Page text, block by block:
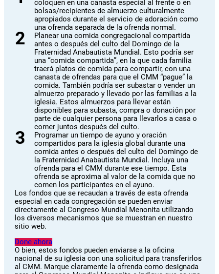
coloquen en una canasta especial al frente o en
bolsas/recipientes de almuerzo culturalmente
apropiados durante el servicio de adoración como
una ofrenda separada de la ofrenda normal.
Planear una comida congregacional compartida
antes o después del culto del Domingo de la
Fraternidad Anabautista Mundial. Esto podría ser
una “comida compartida”, en la que cada familia
traerá platos de comida para compartir, con una
canasta de ofrendas para que el CMM “pague” la
comida. También podría ser subastar o vender un
almuerzo preparado y llevado por las familias a la
iglesia. Estos almuerzos para llevar están
disponibles para subasta, compra o donación por
parte de cualquier persona para llevarlos a casa o
comer juntos después del culto.
Programar un tiempo de ayuno y oración
compartidos para la iglesia global durante una
comida antes o después del culto del Domingo de
la Fraternidad Anabautista Mundial. Incluya una
ofrenda para el CMM durante ese tiempo. Esta
ofrenda se aproxima al valor de la comida que no
comen los participantes en el ayuno.
Los fondos que se recaudan a través de esta ofrenda
especial en cada congregación se pueden enviar
directamente al Congreso Mundial Menonita utilizando
los diversos mecanismos que se muestran en nuestro
sitio web.
Done ahora
O bien, estos fondos pueden enviarse a la oficina
nacional de su iglesia con una solicitud para transferirlos
al CMM. Marque claramente la ofrenda como designada